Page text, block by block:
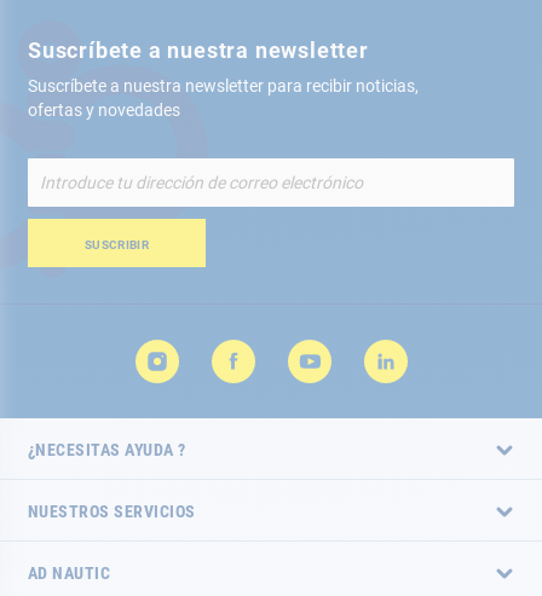
Suscríbete a nuestra newsletter
Suscríbete a nuestra newsletter para recibir noticias,
ofertas y novedades
nuestro
de
SUSCRIBIR
¿NECESITAS AYUDA ?
NUESTROS SERVICIOS
AD NAUTIC